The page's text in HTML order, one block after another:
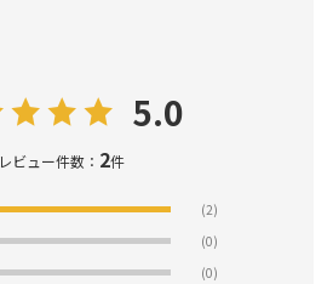
5.0
レビュー件数： 2件
(2)
(0)
(0)